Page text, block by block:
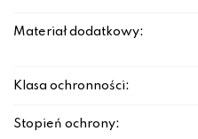
Materiał dodatkowy:
Klasa ochronności:
Stopień ochrony: